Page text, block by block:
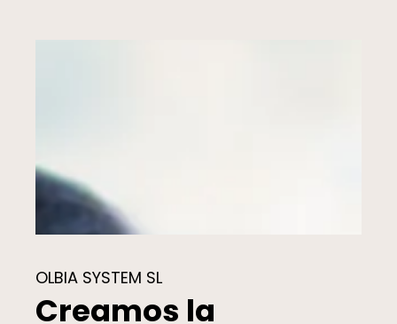
OLBIA SYSTEM SL
Creamos la